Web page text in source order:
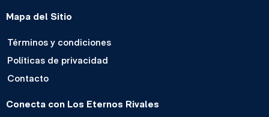
Mapa del Sitio
Términos y condiciones
Políticas de privacidad
Contacto
Conecta con Los Eternos Rivales